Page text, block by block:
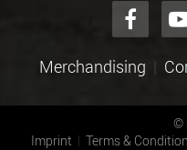
Merchandising
©
Imprint
Terms &